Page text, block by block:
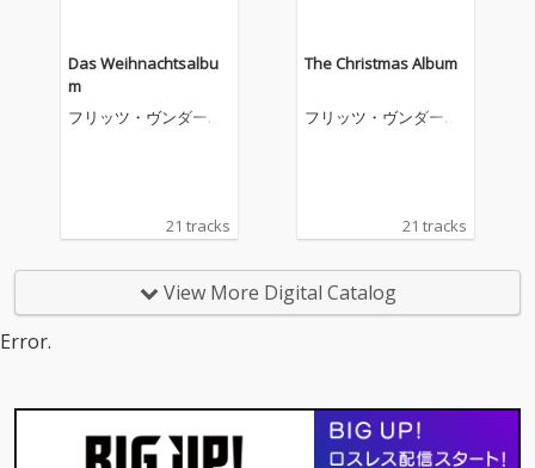
Das Weihnachtsalbu
m
フリッツ・ヴンダーリ
21 tracks
The Christmas Album
フリッツ・ヴンダーリ
21 tracks
View More Digital Catalog
Error.